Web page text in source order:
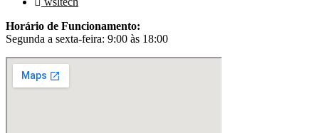
Horário de Funcionamento:
Segunda a sexta-feira: 9:00 às 18:00